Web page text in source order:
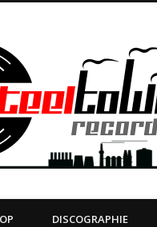
| DIY | FANZINE | TOURSERVICE
DISCOGRAPHIE